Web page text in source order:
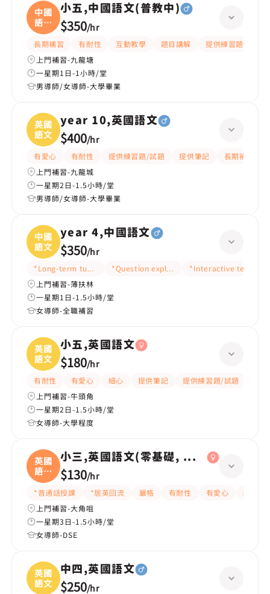
中國
語文
(
小五,中國語文(普教中)
$350/hr
長期補習 有耐性 互動教學 題目講解
提供練習題/試題
上門補習-九龍塘
一星期1日-1小時/堂
男導師/女導師-大學畢業
英國
語文
year 10,英國語文
$400/hr
有愛心 有耐性 提供練習題/試題 提供筆記
長期補習
上門補習-九龍城
一星期2日-1.5小時/堂
男導師/女導師-大學畢業
中國
語文
year 4,中國語文
$350/hr
*Long-term tutoring *Question explanation*Interactive teaching
上門補習-薄扶林
一星期1日-1.5小時/堂
女導師-全職補習
英國
語文
小五,英國語文
$180/hr
有耐性 有愛心 細心 提供筆記 提供練習題/試題
上門補習-牛頭角
一星期2日-1.5小時/堂
女導師-大學程度
英國
語文
(
小三,英國語文(零基礎, 會話)
$130/hr
*普通話授課 *居英回流 嚴格 有耐性 有愛心
細心
上門補習-大角咀
一星期3日-1.5小時/堂
女導師-DSE
英國
語文
中四,英國語文
$250/hr